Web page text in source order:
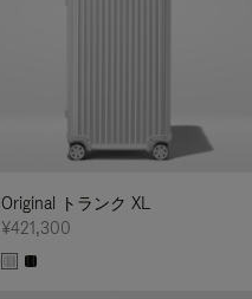
Original トランク XL
¥421,300